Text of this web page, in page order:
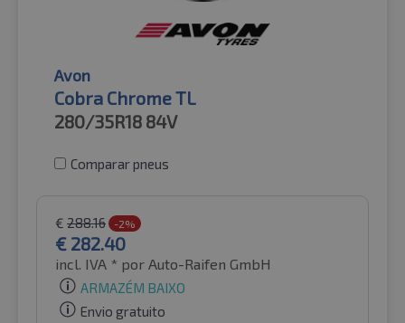
Avon
Cobra Chrome TL
280/35R18 84V
Comparar pneus
€ 288.16 -2%
€ 282.40
incl. IVA * por Auto-Raifen GmbH
ARMAZÉM BAIXO
Envio gratuito